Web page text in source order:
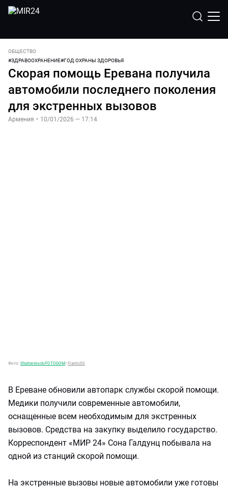
ОБЩЕСТВО
#ЗДРАВООХРАНЕНИЕ#ГОД ОХРАНЫ ЗДОРОВЬЯ
Скорая помощь Еревана получила
автомобили последнего поколения
для экстренных вызовов
Армения • 10/01/2026 — 17:14
Фото: Shutterstock/FOTODOM/ Frantic00
В Ереване обновили автопарк службы скорой помощи.
Медики получили современные автомобили,
оснащенные всем необходимым для экстренных
вызовов. Средства на закупку выделило государство.
Корреспондент «МИР 24» Сона Галдунц побывала на
одной из станций скорой помощи.
На экстренные вызовы новые автомобили уже готовы